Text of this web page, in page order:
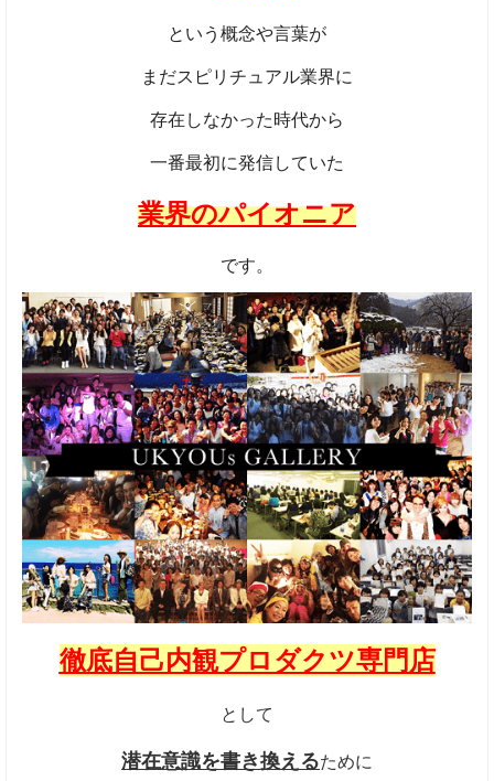
という概念や言葉が
まだスピリチュアル業界に
存在しなかった時代から
一番最初に発信していた
業界のパイオニア
です。
徹底自己内観プロダクツ専門店
として
潜在意識を書き換えるために